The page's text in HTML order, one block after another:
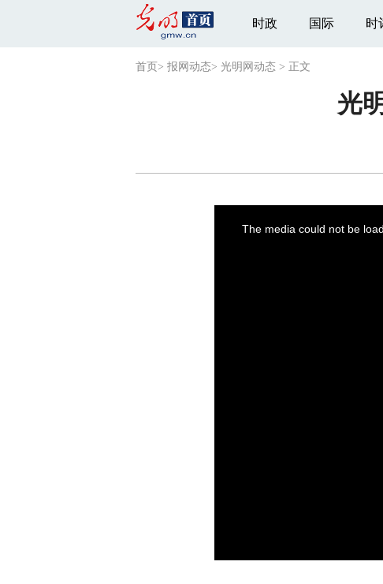
时政 国际 时
首页 > 报网动态> 光明网动态 > 正文
光
The media could not be